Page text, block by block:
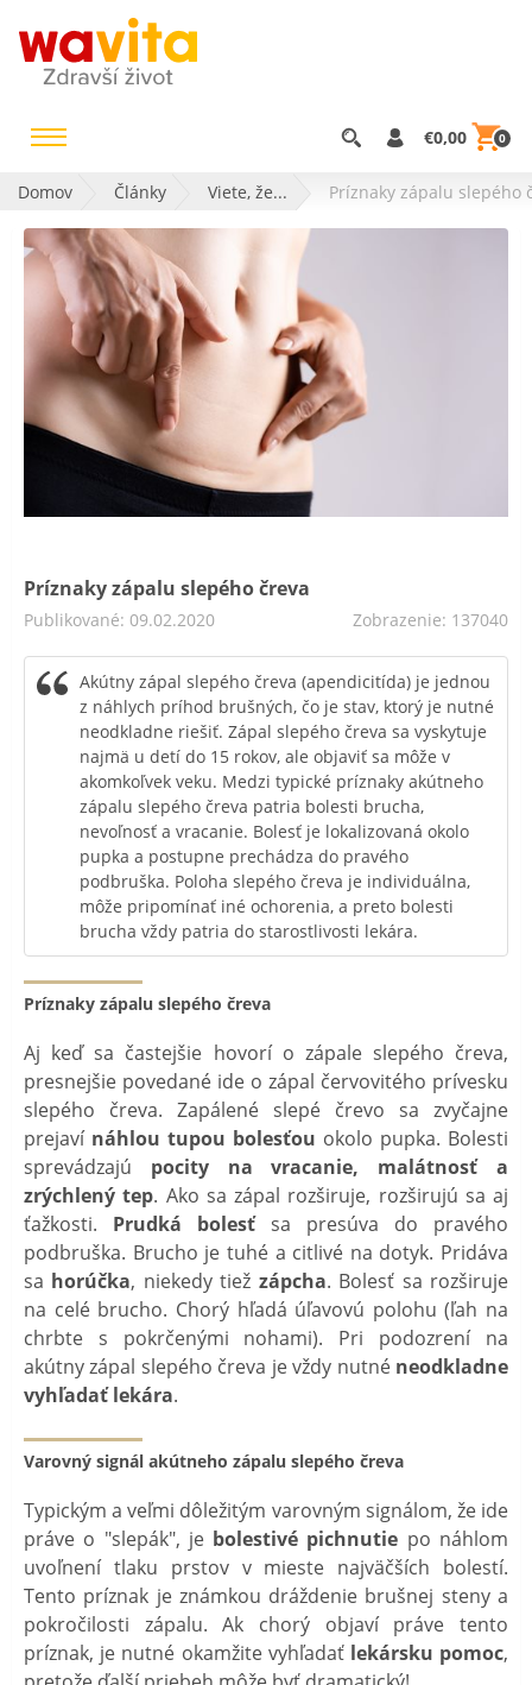
€0,00 0
Domov Články Viete, že... Príznaky zápalu slepého
Príznaky zápalu slepého čreva
Publikované: 09.02.2020 Zobrazenie: 137040
Akútny zápal slepého čreva (apendicitída) je jednou
z náhlych príhod brušných, čo je stav, ktorý je nutné
neodkladne riešiť. Zápal slepého čreva sa vyskytuje
najmä u detí do 15 rokov, ale objaviť sa môže v
akomkoľvek veku. Medzi typické príznaky akútneho
zápalu slepého čreva patria bolesti brucha,
nevoľnosť a vracanie. Bolesť je lokalizovaná okolo
pupka a postupne prechádza do pravého
podbruška. Poloha slepého čreva je individuálna,
môže pripomínať iné ochorenia, a preto bolesti
brucha vždy patria do starostlivosti lekára.
Príznaky zápalu slepého čreva
Aj keď sa častejšie hovorí o zápale slepého čreva,
presnejšie povedané ide o zápal červovitého prívesku
slepého čreva. Zapálené slepé črevo sa zvyčajne
prejaví náhlou tupou bolesťou okolo pupka. Bolesti
sprevádzajú pocity na vracanie, malátnosť a
zrýchlený tep. Ako sa zápal rozširuje, rozširujú sa aj
ťažkosti. Prudká bolesťsa presúva do pravého
podbruška. Brucho je tuhé a citlivé na dotyk. Pridáva
sa horúčka, niekedy tiež zápcha. Bolesť sa rozširuje
na celé brucho. Chorý hľadá úľavovú polohu (ľah na
chrbte s pokrčenými nohami). Pri podozrení na
akútny zápal slepého čreva je vždy nutné neodkladne
vyhľadať lekára.
Varovný signál akútneho zápalu slepého čreva
Typickým a veľmi dôležitým varovným signálom, že ide
práve o "slepák", je bolestivé pichnutie po náhlom
uvoľnení tlaku prstov v mieste najväčších bolestí.
Tento príznak je známkou dráždenie brušnej steny a
pokročilosti zápalu. Ak chorý objaví práve tento
príznak, je nutné okamžite vyhľadať lekársku pomoc,